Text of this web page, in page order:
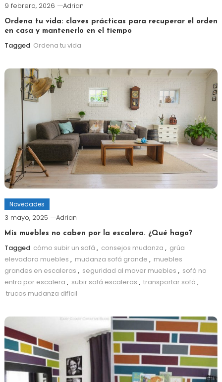
9 febrero, 2026 Adrian
Ordena tu vida: claves prácticas para recuperar el orden
en casa y mantenerlo en el tiempo
Tagged Ordena tu vida
Novedades
3 mayo, 2025 Adrian
Mis muebles no caben por la escalera. ¿Qué hago?
Tagged cómo subir un sofá , consejos mudanza , grúa
elevadora muebles , mudanza sofá grande , muebles
grandes en escaleras , seguridad al mover muebles , sofá no
entra por escalera , subir sofá escaleras , transportar sofá ,
trucos mudanza difícil